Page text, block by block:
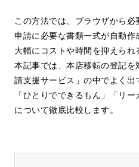
この方法では、ブラウザから
申請に必要な書類一式が自動作
大幅にコストや時間を抑えられ
本記事では、本店移転の登記を
請支援サービス」の中でよく出
「ひとりでできるもん」「リ
について徹底比較します。